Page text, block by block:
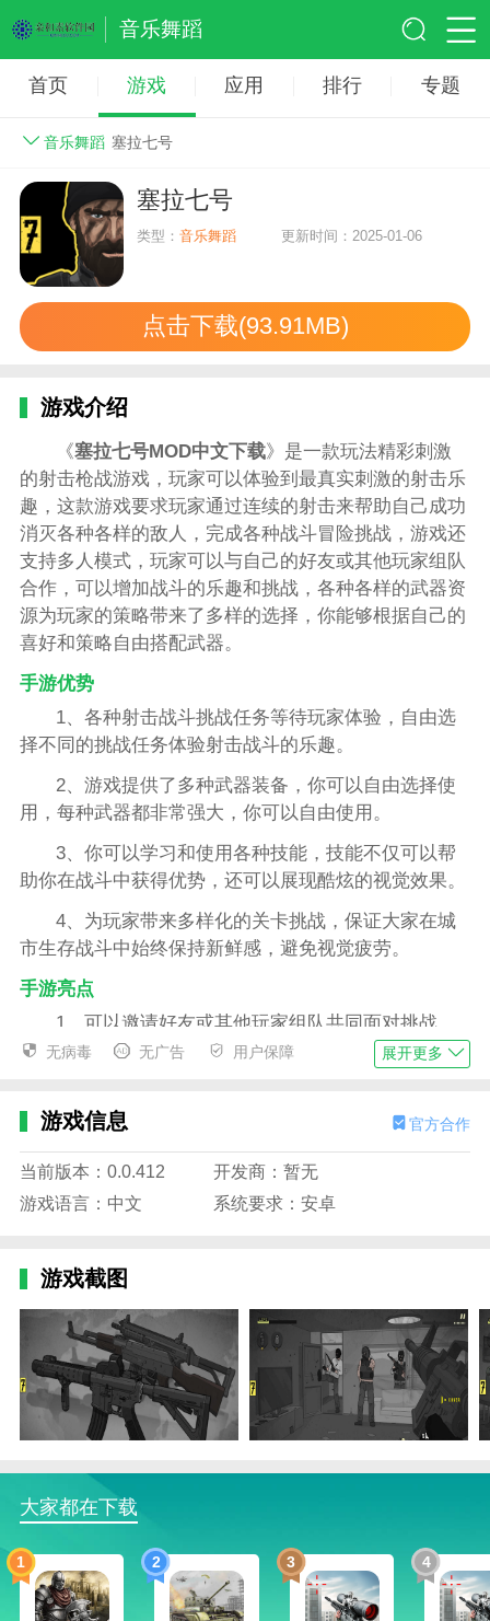
音乐舞蹈
首页 游戏 应用 排行 专题
音乐舞蹈 塞拉七号
塞拉七号
类型：音乐舞蹈 更新时间：2025-01-06
点击下载(93.91MB)
游戏介绍
《塞拉七号MOD中文下载》是一款玩法精彩刺激
的射击枪战游戏，玩家可以体验到最真实刺激的射击乐
趣，这款游戏要求玩家通过连续的射击来帮助自己成功
消灭各种各样的敌人，完成各种战斗冒险挑战，游戏还
支持多人模式，玩家可以与自己的好友或其他玩家组队
合作，可以增加战斗的乐趣和挑战，各种各样的武器资
源为玩家的策略带来了多样的选择，你能够根据自己的
喜好和策略自由搭配武器。
手游优势
1、各种射击战斗挑战任务等待玩家体验，自由选
择不同的挑战任务体验射击战斗的乐趣。
2、游戏提供了多种武器装备，你可以自由选择使
用，每种武器都非常强大，你可以自由使用。
3、你可以学习和使用各种技能，技能不仅可以帮
助你在战斗中获得优势，还可以展现酷炫的视觉效果。
4、为玩家带来多样化的关卡挑战，保证大家在城
市生存战斗中始终保持新鲜感，避免视觉疲劳。
手游亮点
1、可以邀请好友或其他玩家组队共同面对挑战，
组队不仅可以提高存活率，还可以解锁更多游戏内容。
宴的同时，感受更加丰富多彩的冒险和决斗体验。
3、先进的音效和画面技术带来身临其境的实战体
验，逼真的枪声、爆炸声、环境音效都能更加融入实
战。
与朋友组队，都可以体验到无尽的枪战冒险乐趣。
塞拉七号狙击怎么过
1、首先狙击位于哨岗的敌人，因为他的威胁最
大。
2、接着找到围墙外的敌人，将其击毙。
4、最后击败房间内的敌人即可完成任务获得奖
手游简评
塞拉七号为玩家的策略提供了多样化的选择，玩家
无病毒 无广告 用户保障 展开更多
游戏信息 官方合作
当前版本：0.0.412
开发商：暂无
游戏语言：中文
系统要求：安卓
游戏截图
大家都在下载
1 2 3 4